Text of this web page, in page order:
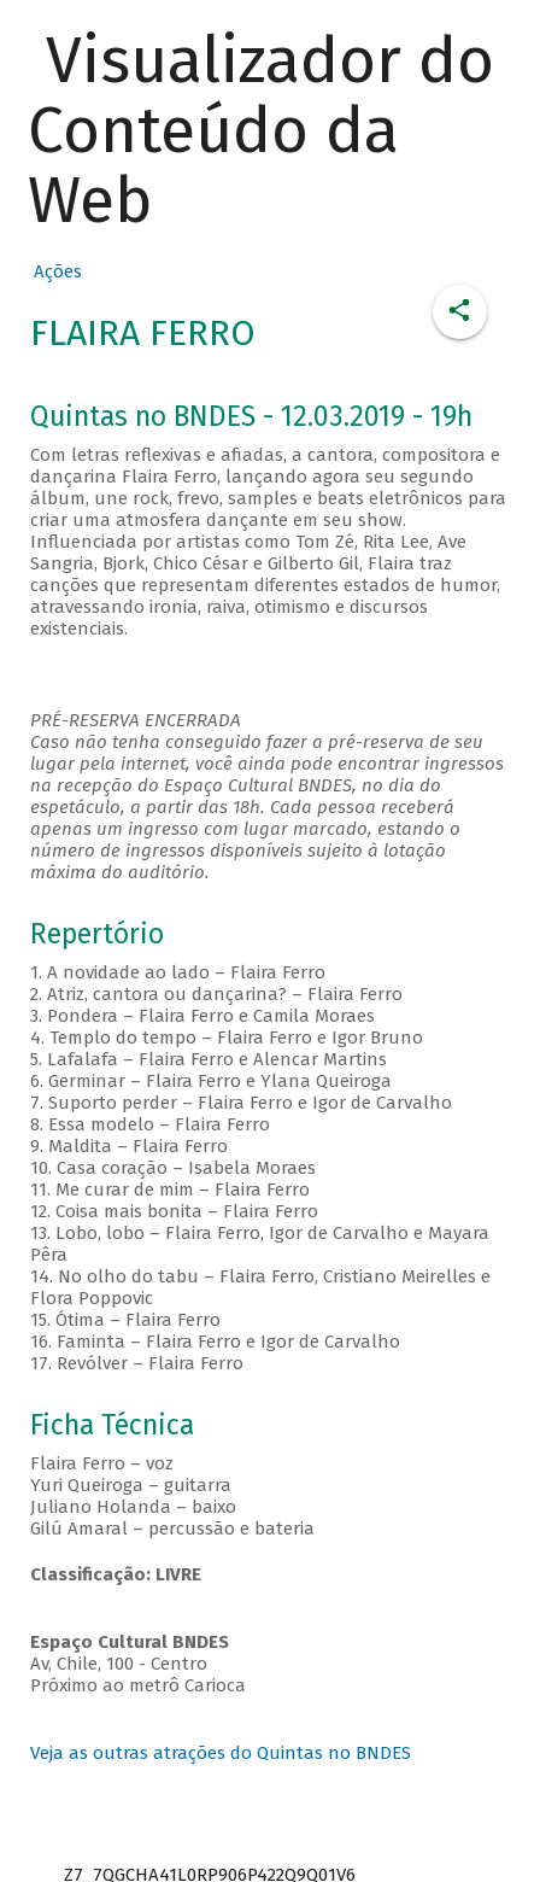
Visualizador do
Conteúdo da
Web
Ações
FLAIRA FERRO
Quintas no BNDES - 12.03.2019 - 19h
Com letras reflexivas e afiadas, a cantora, compositora e
dançarina Flaira Ferro, lançando agora seu segundo
álbum, une rock, frevo, samples e beats eletrônicos para
criar uma atmosfera dançante em seu show.
Influenciada por artistas como Tom Zé, Rita Lee, Ave
Sangria, Bjork, Chico César e Gilberto Gil, Flaira traz
canções que representam diferentes estados de humor,
atravessando ironia, raiva, otimismo e discursos
existenciais.
PRÉ-RESERVA ENCERRADA
Caso não tenha conseguido fazer a pré-reserva de seu
lugar pela internet, você ainda pode encontrar ingressos
na recepção do Espaço Cultural BNDES, no dia do
espetáculo, a partir das 18h. Cada pessoa receberá
apenas um ingresso com lugar marcado, estando o
número de ingressos disponíveis sujeito à lotação
máxima do auditório.
Repertório
1. A novidade ao lado – Flaira Ferro
2. Atriz, cantora ou dançarina? – Flaira Ferro
3. Pondera – Flaira Ferro e Camila Moraes
4. Templo do tempo – Flaira Ferro e Igor Bruno
5. Lafalafa – Flaira Ferro e Alencar Martins
6. Germinar – Flaira Ferro e Ylana Queiroga
7. Suporto perder – Flaira Ferro e Igor de Carvalho
8. Essa modelo – Flaira Ferro
9. Maldita – Flaira Ferro
10. Casa coração – Isabela Moraes
11. Me curar de mim – Flaira Ferro
12. Coisa mais bonita – Flaira Ferro
13. Lobo, lobo – Flaira Ferro, Igor de Carvalho e Mayara
Pêra
14. No olho do tabu – Flaira Ferro, Cristiano Meirelles e
Flora Poppovic
15. Ótima – Flaira Ferro
16. Faminta – Flaira Ferro e Igor de Carvalho
17. Revólver – Flaira Ferro
Ficha Técnica
Flaira Ferro – voz
Yuri Queiroga – guitarra
Juliano Holanda – baixo
Gilú Amaral – percussão e bateria
Classificação: LIVRE
Espaço Cultural BNDES
Av, Chile, 100 - Centro
Próximo ao metrô Carioca
Veja as outras atrações do Quintas no BNDES
Z7_7QGCHA41L0RP906P422Q9Q01V6